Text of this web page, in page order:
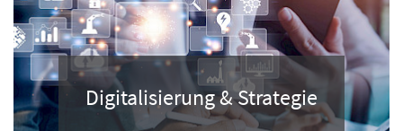
Digitalisierung & Strategie